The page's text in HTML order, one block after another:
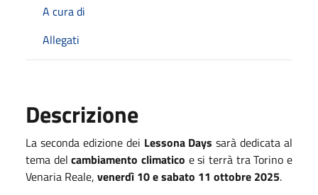
A cura di
Allegati
Descrizione
La seconda edizione dei Lessona Days sarà dedicata al
tema delcambiamento climatico e si terrà tra Torino e
Venaria Reale, venerdì 10 e sabato 11 ottobre 2025.